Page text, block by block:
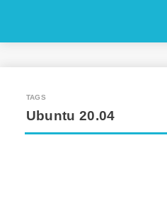
Ubuntu 20.04